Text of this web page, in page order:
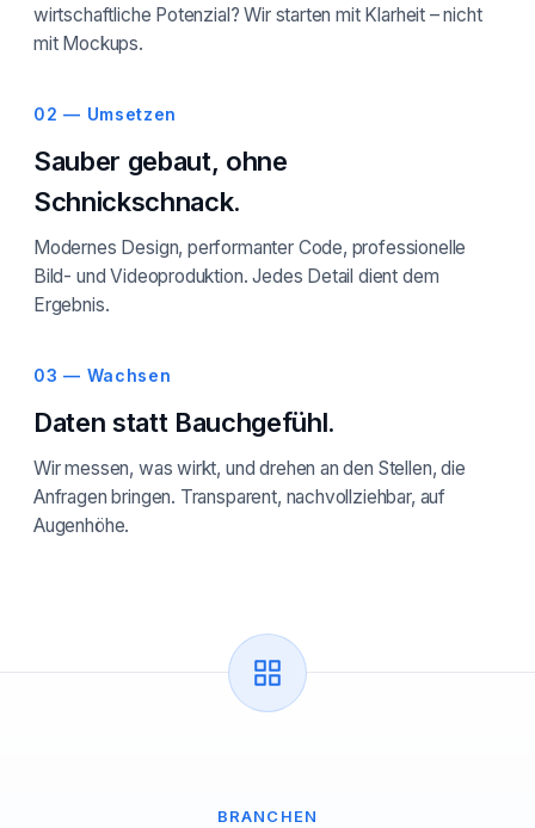
wirtschaftliche Potenzial? Wir starten mit Klarheit – nicht
mit Mockups.
02 — Umsetzen
Sauber gebaut, ohne
Schnickschnack.
Modernes Design, performanter Code, professionelle
Bild- und Videoproduktion. Jedes Detail dient dem
Ergebnis.
03 — Wachsen
Daten statt Bauchgefühl.
Wir messen, was wirkt, und drehen an den Stellen, die
Anfragen bringen. Transparent, nachvollziehbar, auf
Augenhöhe.
BRANCHEN